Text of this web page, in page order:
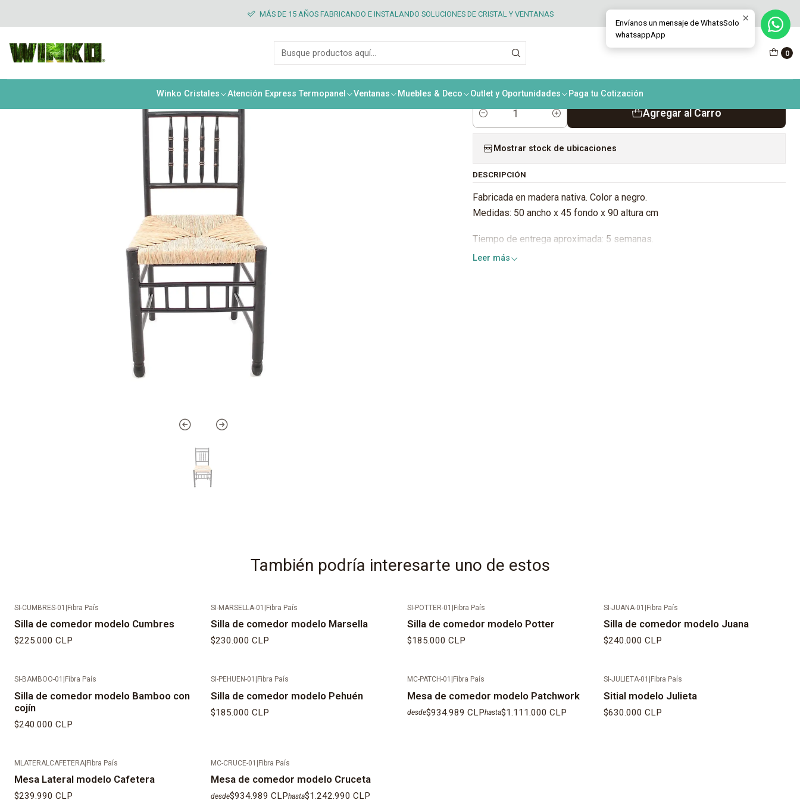
0
Winko Cristales Atención Express Termopanel Ventanas Muebles & Deco Outlet y Oportunidades Paga tu Cotización
MÁS DE 15 AÑOS FABRICANDO E INSTALANDO SOLUCIONES DE CRISTAL Y VENTANAS
Silla de comedor modelo Campera
|
Silla de comedor modelo
Campera
Cantidad
Agregar al Carro
Mostrar stock de ubicaciones
DESCRIPCIÓN
Fabricada en madera nativa. Color a negro.
Medidas: 50 ancho x 45 fondo x 90 altura cm
Tiempo de entrega aproximada: 5 semanas.
Leer más
También podría interesarte uno de estos
SI-CUMBRES-01 Fibra País
Silla de comedor modelo Cumbres
$225.000 CLP
SI-MARSELLA-01 Fibra País
Silla de comedor modelo Marsella
$230.000 CLP
SI-POTTER-01 Fibra País
Silla de comedor modelo Potter
$185.000 CLP
SI-JUANA-01 Fibra País
Silla de comedor modelo Juana
$240.000 CLP
SI-BAMBOO-01 Fibra País
Silla de comedor modelo Bamboo con
cojín
$240.000 CLP
SI-PEHUEN-01 Fibra País
Silla de comedor modelo Pehuén
$185.000 CLP
MC-PATCH-01 Fibra País
Mesa de comedor modelo Patchwork
desde$934.989 CLPhasta$1.111.000 CLP
SI-JULIETA-01 Fibra País
Sitial modelo Julieta
$630.000 CLP
MLATERALCAFETERA|Fibra País
Mesa Lateral modelo Cafetera
$239.990 CLP
MC-CRUCE-01 |Fibra País
Mesa de comedor modelo Cruceta
desde$934.989 CLPhasta$1.242.990 CLP
Envíanos un mensaje de WhatsSolo
whatsappApp